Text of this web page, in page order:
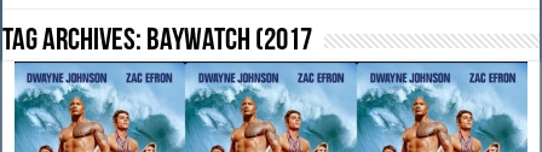
Tag Archives: Baywatch (2017